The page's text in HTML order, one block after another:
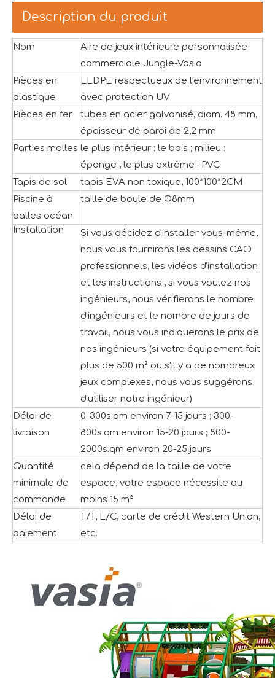
Description du produit
Nom
Aire de jeux intérieure personnalisée
commerciale Jungle-Vasia
Pièces en
plastique
LLDPE respectueux de l'environnement
avec protection UV
Pièces en fer
tubes en acier galvanisé, diam. 48 mm,
épaisseur de paroi de 2,2 mm
Parties molles le plus intérieur : le bois ; milieu :
éponge ; le plus extrême : PVC
Tapis de sol
tapis EVA non toxique, 100*100*2CM
Piscine à
balles océan
taille de boule de Φ8mm
Installation
Si vous décidez d'installer vous-même,
nous vous fournirons les dessins CAO
professionnels, les vidéos d'installation
et les instructions ; si vous voulez nos
ingénieurs, nous vérifierons le nombre
d'ingénieurs et le nombre de jours de
travail, nous vous indiquerons le prix de
nos ingénieurs (si votre équipement fait
plus de 500 m² ou s'il y a de nombreux
jeux complexes, nous vous suggérons
d'utiliser notre ingénieur)
Délai de
livraison
0-300s.qm environ 7-15 jours ; 300-
800s.qm environ 15-20 jours ; 800-
2000s.qm environ 20-25 jours
Quantité
minimale de
commande
cela dépend de la taille de votre
espace, votre espace nécessite au
moins 15 m²
Délai de
paiement
T/T, L/C, carte de crédit Western Union,
etc.